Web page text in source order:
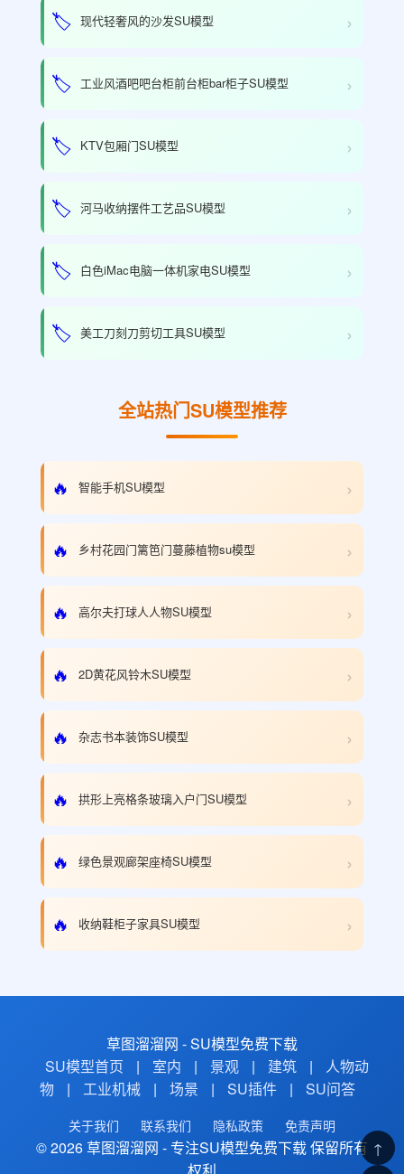
🏷️ 现代轻奢风的沙发SU模型 ›
🏷️ 工业风酒吧吧台柜前台柜bar柜子SU模型 ›
🏷️ KTV包厢门SU模型 ›
🏷️ 河马收纳摆件工艺品SU模型 ›
🏷️ 白色iMac电脑一体机家电SU模型 ›
🏷️ 美工刀刻刀剪切工具SU模型 ›
全站热门SU模型推荐
🔥 智能手机SU模型 ›
🔥 乡村花园门篱笆门蔓藤植物su模型 ›
🔥 高尔夫打球人人物SU模型 ›
🔥 2D黄花风铃木SU模型 ›
🔥 杂志书本装饰SU模型 ›
🔥 拱形上亮格条玻璃入户门SU模型 ›
🔥 绿色景观廊架座椅SU模型 ›
🔥 收纳鞋柜子家具SU模型 ›
草图溜溜网 - SU模型免费下载
SU模型首页
| 室内 | 景观 | 建筑 |
人物动
物
| 工业机械 | 场景 | SU插件 | SU问答
关于我们 联系我们 隐私政策 免责声明
© 2026 草图溜溜网 - 专注SU模型免费下载 保留所有
权利
↑